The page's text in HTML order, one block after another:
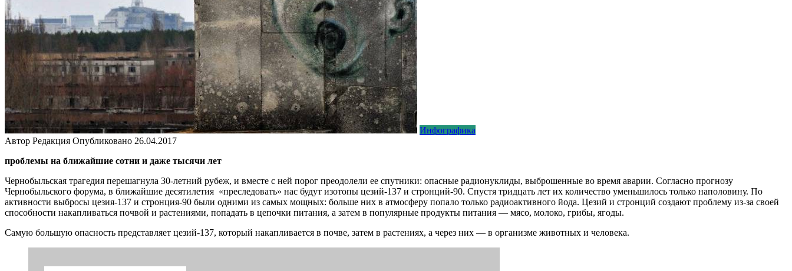
Инфографика
Автор Редакция Опубликовано 26.04.2017
проблемы на ближайшие сотни и даже тысячи лет
Чернобыльская трагедия перешагнула 30-летний рубеж, и вместе с ней порог преодолели ее спутники: опасные радионуклиды, выброшенные во время аварии. Согласно прогнозу
Чернобыльского форума, в ближайшие десятилетия «преследовать» нас будут изотопы цезий-137 и стронций-90. Спустя тридцать лет их количество уменьшилось только наполовину. По
активности выбросы цезия-137 и стронция-90 были одними из самых мощных: больше них в атмосферу попало только радиоактивного йода. Цезий и стронций создают проблему из-за своей
способности накапливаться почвой и растениями, попадать в цепочки питания, а затем в популярные продукты питания — мясо, молоко, грибы, ягоды.
Самую большую опасность представляет цезий-137, который накапливается в почве, затем в растениях, а через них — в организме животных и человека.